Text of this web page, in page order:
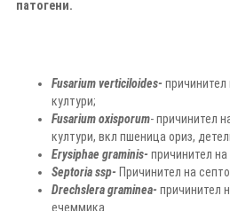
патогени.
Fusarium verticiloides-
култури;
Fusarium oxisporum- причинител
култури, вкл пшеница ориз,
Erysiphae graminis- причинител
Septoria ssp- Причинител на
Drechslera graminea- причинител
ечеммика